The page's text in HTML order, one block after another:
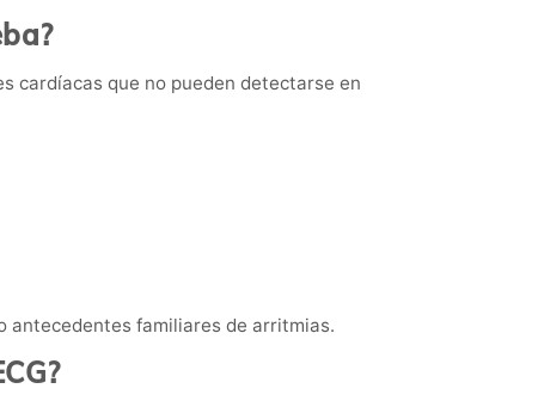
cardíacas que no pueden detectarse en
antecedentes familiares de arritmias.